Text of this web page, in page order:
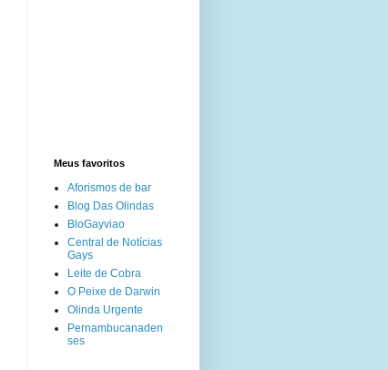
Meus favoritos
Aforismos de bar
Blog Das Olindas
BloGayviao
Central de Notícias
Gays
Leite de Cobra
O Peixe de Darwin
Olinda Urgente
Pernambucanaden
ses